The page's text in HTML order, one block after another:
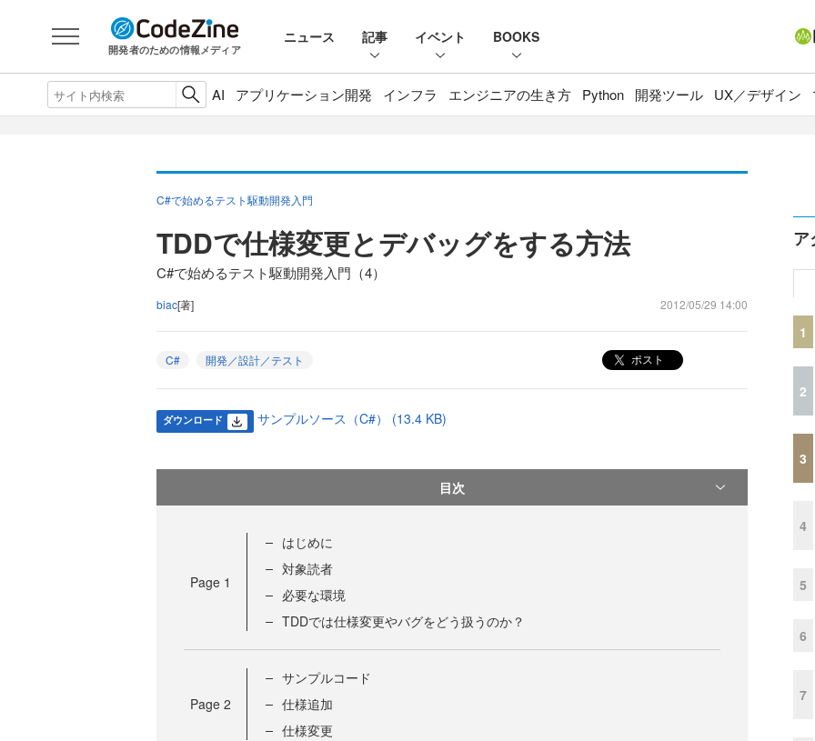
開発者のための情報メディア
ニュース 記事 イベント BOOKS
AI アプリケーション開発 インフラ エンジニアの生き方 Python 開発ツール UX／デザイン
C#で始めるテスト駆動開発入門
TDDで仕様変更とデバッグをする方法
C#で始めるテスト駆動開発入門（4）
biac[著] 2012/05/29 14:00
C# 開発／設計／テスト ポスト
ダウンロード サンプルソース（C#） (13.4 KB)
目次
Page 1
はじめに
対象読者
必要な環境
TDDでは仕様変更やバグをどう扱うのか？
Page 2
サンプルコード
仕様追加
仕様変更
ア
1
2
3
4
5
6
7